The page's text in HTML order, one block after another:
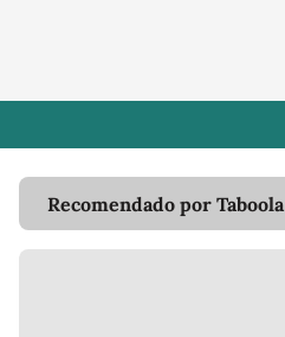
Recomendado por Taboola